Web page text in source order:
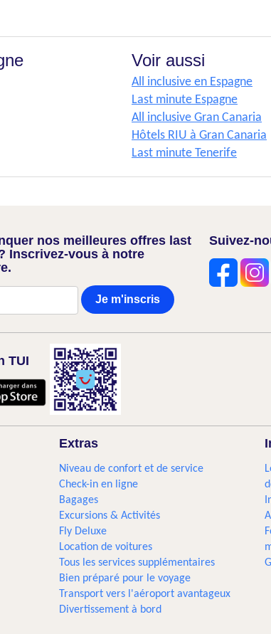
Voir aussi
All inclusive en Espagne
Last minute Espagne
All inclusive Gran Canaria
Hôtels RIU à Gran Canaria
Last minute Tenerife
nos meilleures offres last
Inscrivez-vous à notre
Je m'inscris
Suivez-
TUI
Extras
Niveau de confort et de service
Check-in en ligne
Bagages
Excursions & Activités
Fly Deluxe
Location de voitures
Tous les services supplémentaires
Bien préparé pour le voyage
Transport vers l'aéroport avantageux
Divertissement à bord